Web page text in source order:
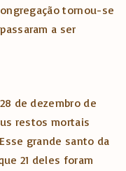
tornou-se
a ser
de dezembro de
restos mortais
grande santo da
21 deles foram